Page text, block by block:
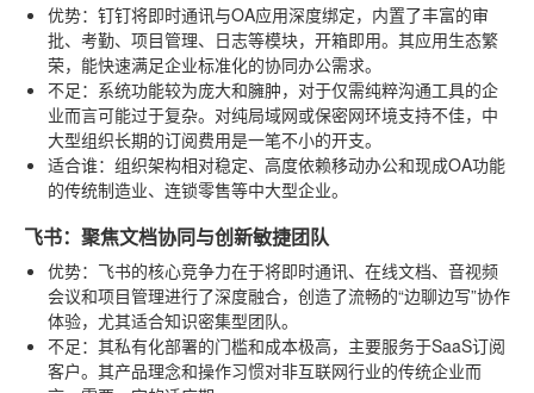
优势：钉钉将即时通讯与OA应用深度绑定，内置了丰富的审
批、考勤、项目管理、日志等模块，开箱即用。其应用生态繁
荣，能快速满足企业标准化的协同办公需求。
不足：系统功能较为庞大和臃肿，对于仅需纯粹沟通工具的企
业而言可能过于复杂。对纯局域网或保密网环境支持不佳，中
大型组织长期的订阅费用是一笔不小的开支。
适合谁：组织架构相对稳定、高度依赖移动办公和现成OA功能
的传统制造业、连锁零售等中大型企业。
飞书：聚焦文档协同与创新敏捷团队
优势：飞书的核心竞争力在于将即时通讯、在线文档、音视频
会议和项目管理进行了深度融合，创造了流畅的“边聊边写”协作
体验，尤其适合知识密集型团队。
不足：其私有化部署的门槛和成本极高，主要服务于SaaS订阅
客户。其产品理念和操作习惯对非互联网行业的传统企业而